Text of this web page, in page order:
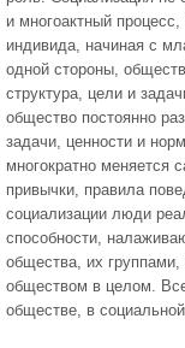
и многоактный
индивида, начиная с
одной стороны,
структура, цели и
общество постоянно
задачи, ценности и
многократно меняется
привычки, правила
социализации люди
способности,
общества, их группами,
обществом в целом.
обществе, в